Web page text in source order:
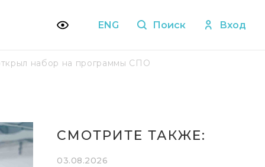
ENG Поиск Вход
набор на программы СПО
СМОТРИТЕ ТАКЖЕ:
03.08.2026